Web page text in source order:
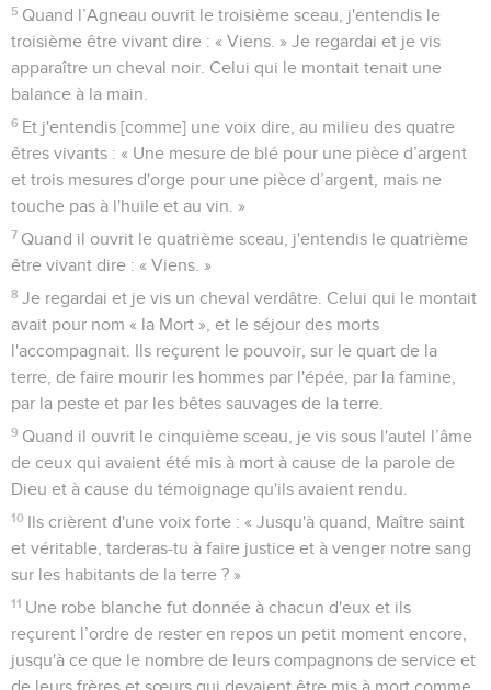
5 Quand l’Agneau ouvrit le troisième sceau, j'entendis le
troisième être vivant dire : « Viens. » Je regardai et je vis
apparaître un cheval noir. Celui qui le montait tenait une
balance à la main.
6 Et j'entendis [comme] une voix dire, au milieu des quatre
êtres vivants : « Une mesure de blé pour une pièce d’argent
et trois mesures d'orge pour une pièce d’argent, mais ne
touche pas à l'huile et au vin. »
7 Quand il ouvrit le quatrième sceau, j'entendis le quatrième
être vivant dire : « Viens. »
8 Je regardai et je vis un cheval verdâtre. Celui qui le montait
avait pour nom « la Mort », et le séjour des morts
l'accompagnait. Ils reçurent le pouvoir, sur le quart de la
terre, de faire mourir les hommes par l'épée, par la famine,
par la peste et par les bêtes sauvages de la terre.
9 Quand il ouvrit le cinquième sceau, je vis sous l'autel l’âme
de ceux qui avaient été mis à mort à cause de la parole de
Dieu et à cause du témoignage qu'ils avaient rendu.
10 Ils crièrent d'une voix forte : « Jusqu'à quand, Maître saint
et véritable, tarderas-tu à faire justice et à venger notre sang
sur les habitants de la terre ? »
11 Une robe blanche fut donnée à chacun d'eux et ils
reçurent l’ordre de rester en repos un petit moment encore,
jusqu'à ce que le nombre de leurs compagnons de service et
de leurs frères et sœurs qui devaient être mis à mort comme